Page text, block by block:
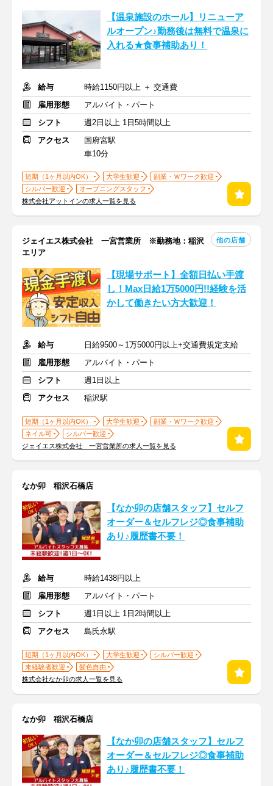
【温泉施設のホール】リニューア
ルオープン♪勤務後は無料で温泉に
入れる★食事補助あり！
給与
時給1150円以上 ＋ 交通費
雇用形態
アルバイト・パート
シフト
週2日以上 1日5時間以上
アクセス
国府宮駅
車10分
短期（1ヶ月以内OK） 大学生歓迎
副業・Ｗワーク歓迎
シルバー歓迎
オープニングスタッフ
株式会社アットインの求人一覧を見る
ジェイエス株式会社 一宮営業所 ※勤務地：稲沢
エリア
他の店舗
【現場サポート】全額日払い手渡
し！Max日給1万5000円!!経験を活
かして働きたい方大歓迎！
給与
日給9500～1万5000円以上+交通費規定支給
雇用形態
アルバイト・パート
シフト
週1日以上
アクセス
稲沢駅
短期（1ヶ月以内OK） 大学生歓迎
副業・Ｗワーク歓迎
ネイル可
シルバー歓迎
ジェイエス株式会社 一宮営業所の求人一覧を見る
なか卯 稲沢石橋店
【なか卯の店舗スタッフ】セルフ
オーダー＆セルフレジ◎食事補助
あり♪履歴書不要！
給与
時給1438円以上
雇用形態
アルバイト・パート
シフト
週1日以上 1日2時間以上
アクセス
島氏永駅
短期（1ヶ月以内OK） 大学生歓迎
シルバー歓迎
未経験者歓迎
髪色自由
株式会社なか卯の求人一覧を見る
なか卯 稲沢石橋店
【なか卯の店舗スタッフ】セルフ
オーダー＆セルフレジ◎食事補助
あり♪履歴書不要！